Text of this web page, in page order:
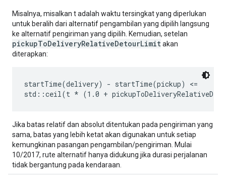
Misalnya, misalkan t adalah waktu tersingkat yang diperlukan
untuk beralih dari alternatif pengambilan yang dipilih langsung
ke alternatif pengiriman yang dipilih. Kemudian, setelan
pickupToDeliveryRelativeDetourLimitakan
diterapkan:
startTime(delivery) - startTime(pickup) <=
Jika batas relatif dan absolut ditentukan pada pengiriman yang
sama, batas yang lebih ketat akan digunakan untuk setiap
kemungkinan pasangan pengambilan/pengiriman. Mulai
10/2017, rute alternatif hanya didukung jika durasi perjalanan
tidak bergantung pada kendaraan.